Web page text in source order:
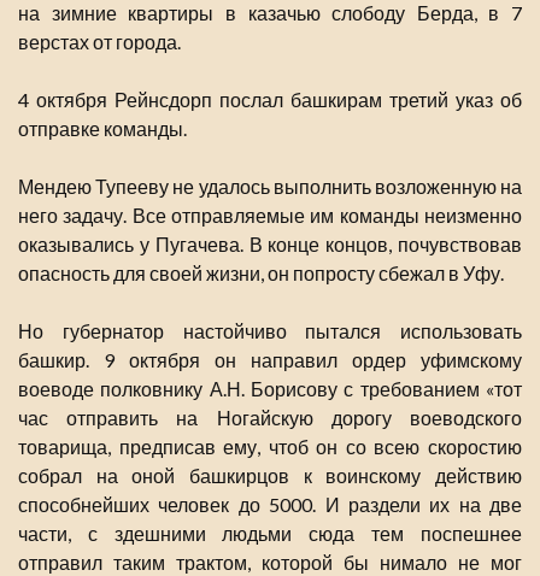
на зимние квартиры в казачью слободу Берда, в 7
верстах от города.
4 октября Рейнсдорп послал башкирам третий указ об
отправке команды.
Мендею Тупееву не удалось выполнить возложенную на
него задачу. Все отправляемые им команды неизменно
оказывались у Пугачева. В конце концов, почувствовав
опасность для своей жизни, он попросту сбежал в Уфу.
Но губернатор настойчиво пытался использовать
башкир. 9 октября он направил ордер уфимскому
воеводе полковнику А.Н. Борисову с требованием «тот
час отправить на Ногайскую дорогу воеводского
товарища, предписав ему, чтоб он со всею скоростию
собрал на оной башкирцов к воинскому действию
способнейших человек до 5000. И раздели их на две
части, с здешними людьми сюда тем поспешнее
отправил таким трактом, которой бы нимало не мог